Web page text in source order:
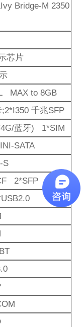
Bridge-M 2350
芯片
MAX to 8GB
千兆SFP
4G/蓝牙) 1*SIM
SATA
S
2*SFP